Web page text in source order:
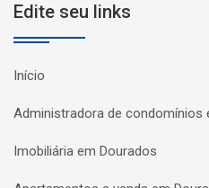
Edite seu links
Início
Administradora de condomínios
Imobiliária em Dourados